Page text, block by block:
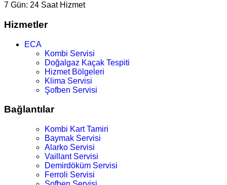
7 Gün: 24 Saat Hizmet
Hizmetler
ECA
Kombi Servisi
Doğalgaz Kaçak Tespiti
Hizmet Bölgeleri
Klima Servisi
Şofben Servisi
Bağlantılar
Kombi Kart Tamiri
Baymak Servisi
Alarko Servisi
Vaillant Servisi
Demirdöküm Servisi
Ferroli Servisi